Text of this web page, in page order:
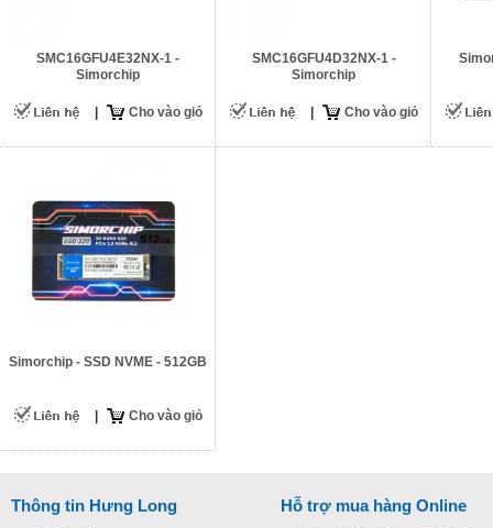
SMC16GFU4E32NX-1 -
Simorchip
Cho vào giỏ
SMC16GFU4D32NX-1 -
Simorchip
Cho vào giỏ
Simorchip - SSD NVME - 512GB
Cho vào giỏ
Thông tin Hưng Long Hỗ trợ mua hàng Online